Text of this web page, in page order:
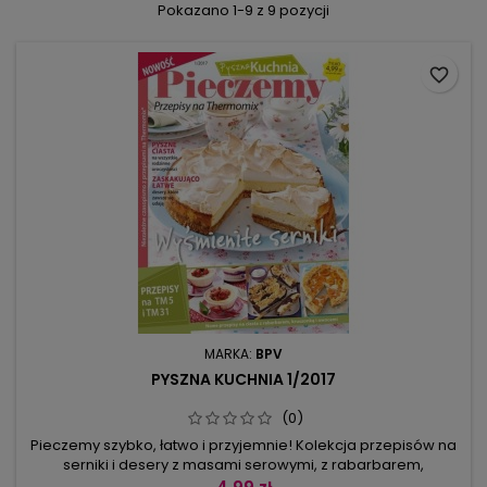
Pokazano 1-9 z 9 pozycji
MARKA: BPV
PYSZNA KUCHNIA 1/2017
(0)
Pieczemy szybko, łatwo i przyjemnie! Kolekcja przepisów na
serniki i desery z masami serowymi, z rabarbarem,
favorite_border